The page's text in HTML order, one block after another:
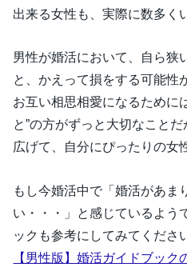
出来る女性も、実際に数多く
男性が婚活において、自ら狭
と、かえって損をする可能性
お互い相思相愛になるために
と”の方がずっと大切なこと
広げて、自分にぴったりの女
もし今婚活中で「婚活があま
い・・・」と感じているよう
ックも参考にしてみてくださ
【男性版】婚活ガイドブック